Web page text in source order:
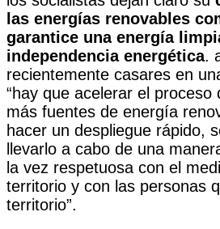
las energías renovables
garantice una energía
independencia energética.
recientemente casares en
“hay que acelerar el proceso
más fuentes de energía
hacer un despliegue rápido,
llevarlo a cabo de una
la vez respetuosa con el
territorio y con las personas
territorio”.